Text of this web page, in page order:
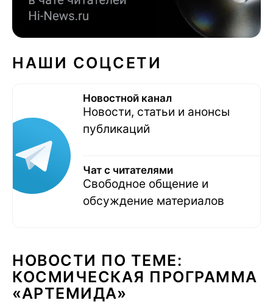
НАШИ СОЦСЕТИ
Новостной канал
Новости, статьи и анонсы
публикаций
Чат с читателями
Свободное общение и
обсуждение материалов
НОВОСТИ ПО ТЕМЕ:
КОСМИЧЕСКАЯ ПРОГРАММА
«АРТЕМИДА»